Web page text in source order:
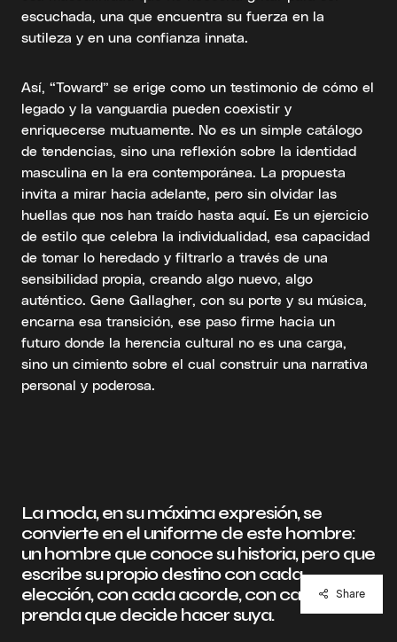
escuchada, una que encuentra su fuerza en la
sutileza y en una confianza innata.
Así, “Toward” se erige como un testimonio de cómo el
legado y la vanguardia pueden coexistir y
enriquecerse mutuamente. No es un simple catálogo
de tendencias, sino una reflexión sobre la identidad
masculina en la era contemporánea. La propuesta
invita a mirar hacia adelante, pero sin olvidar las
huellas que nos han traído hasta aquí. Es un ejercicio
de estilo que celebra la individualidad, esa capacidad
de tomar lo heredado y filtrarlo a través de una
sensibilidad propia, creando algo nuevo, algo
auténtico. Gene Gallagher, con su porte y su música,
encarna esa transición, ese paso firme hacia un
futuro donde la herencia cultural no es una carga,
sino un cimiento sobre el cual construir una narrativa
personal y poderosa.
La moda, en su máxima expresión, se
convierte en el uniforme de este hombre:
un hombre que conoce su historia, pero que
escribe su propio destino con cada
elección, con cada acorde, con cada
prenda que decide hacer suya.
Share